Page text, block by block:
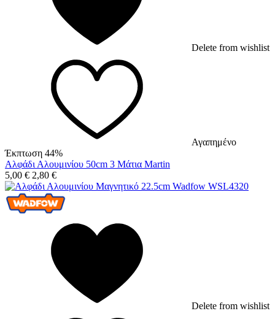
Delete from wishlist
Αγαπημένο
Έκπτωση 44%
Αλφάδι Αλουμινίου 50cm 3 Μάτια Martin
5,00 € 2,80 €
Delete from wishlist